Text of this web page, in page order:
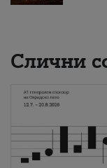
Слични